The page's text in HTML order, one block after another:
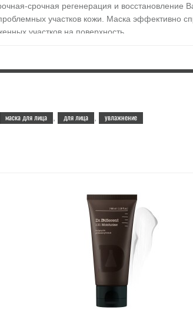
срочная регенерация и
участков кожи. Маска эффективно
участков на поверхность.
счет такого полезного «коктейля» маска
и выравнивание тона кожи. Средство
кожи, улучшает обмен веществ в клетках,
маску на чистую кожу лица, оставьте на 15-20
участки лица по потребностям.
маска для лица для лица увлажнение